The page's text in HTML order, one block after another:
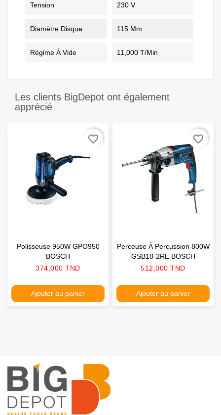
Tension 230 V
Diamètre Disque 115 Mm
Régime À Vide 11,000 T/min
Les clients BigDepot ont également
apprécié
Polisseuse 950W GPO950
BOSCH
Prix
374,000 TND
Ajouter au panier
favorite_border
Perceuse À Percussion 800W
GSB18-2RE BOSCH
Prix
512,000 TND
Ajouter au panier
favorite_border